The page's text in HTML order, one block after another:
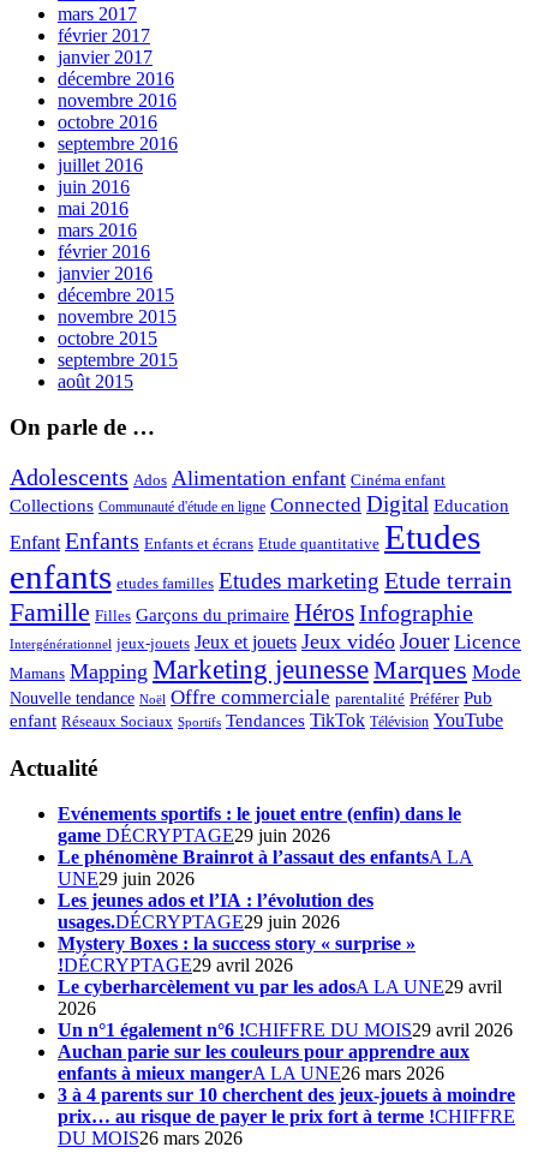
mars 2017
février 2017
janvier 2017
décembre 2016
novembre 2016
octobre 2016
septembre 2016
juillet 2016
juin 2016
mai 2016
mars 2016
février 2016
janvier 2016
décembre 2015
novembre 2015
octobre 2015
septembre 2015
août 2015
On parle de …
Adolescents Ados Alimentation enfant Cinéma enfant
Collections Communauté d'étude en ligne Connected Digital Education
Enfant Enfants Enfants et écrans Etude quantitative Etudes
enfants etudes familles Etudes marketing Etude terrain
Famille Filles Garçons du primaire HérosInfographie
Intergénérationnel jeux-jouets Jeux et jouets Jeux vidéo Jouer Licence
Mamans Mapping Marketing jeunesseMarques Mode
Nouvelle tendance Noël Offre commerciale parentalité Préférer Pub
enfant Réseaux Sociaux Sportifs Tendances TikTok Télévision YouTube
Actualité
Evénements sportifs : le jouet entre (enfin) dans le
game DÉCRYPTAGE29 juin 2026
Le phénomène Brainrot à l’assaut des enfantsA LA
UNE29 juin 2026
Les jeunes ados et l’IA : l’évolution des
usages.DÉCRYPTAGE29 juin 2026
Mystery Boxes : la success story « surprise »
!DÉCRYPTAGE29 avril 2026
Le cyberharcèlement vu par les adosA LA UNE29 avril
2026
Un n°1 également n°6 !CHIFFRE DU MOIS29 avril 2026
Auchan parie sur les couleurs pour apprendre aux
enfants à mieux mangerA LA UNE26 mars 2026
3 à 4 parents sur 10 cherchent des jeux-jouets à moindre
prix… au risque de payer le prix fort à terme !CHIFFRE
DU MOIS26 mars 2026